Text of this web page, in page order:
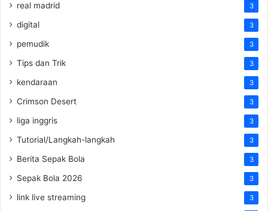
real madrid 3
digital 3
pemudik 3
Tips dan Trik 3
kendaraan 3
Crimson Desert 3
liga inggris 3
Tutorial/Langkah-langkah 3
Berita Sepak Bola 3
Sepak Bola 2026 3
link live streaming 3